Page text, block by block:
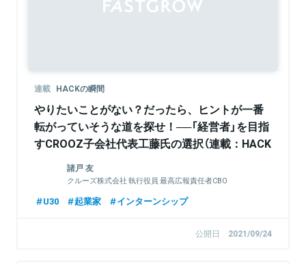
連載 HACKの瞬間
やりたいことがない？だったら、ヒントが一番
転がっていそうな道を探せ！──「経営者」を目指
すCROOZ子会社代表工藤氏の選択（連載：HACK
の瞬間 第5回）
諸戸 友
クルーズ株式会社 執行役員 最高広報責任者CBO
U30 起業家 インターンシップ
公開日 2021/09/24